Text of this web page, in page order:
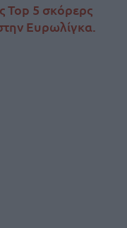
Top 5 σκόρερς
Ευρωλίγκα.